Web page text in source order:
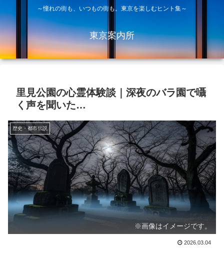
～憧れの街も、いつもの街も。東京を楽しむヒント集～
東京案内所
里見公園の心霊体験談｜深夜のバラ園で囁
く声を聞いた…
歴史・都市伝説
※画像はイメージです。
2026.03.04